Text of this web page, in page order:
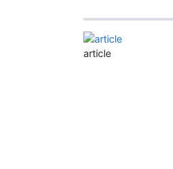
article